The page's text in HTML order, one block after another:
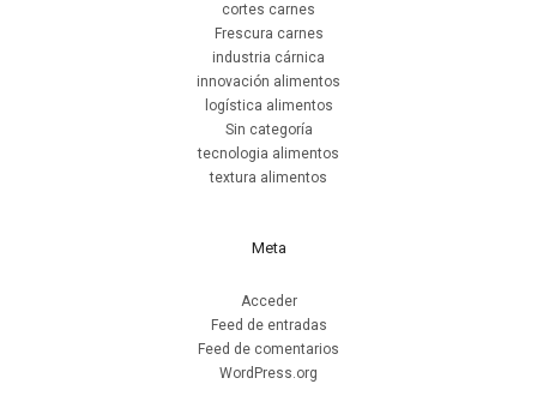
cortes carnes
Frescura carnes
industria cárnica
innovación alimentos
logística alimentos
Sin categoría
tecnologia alimentos
textura alimentos
Meta
Acceder
Feed de entradas
Feed de comentarios
WordPress.org